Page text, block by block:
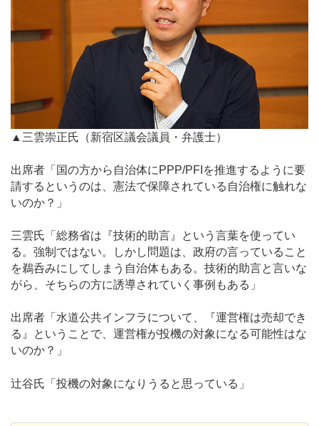
▲三雲崇正氏（新宿区議会議員・弁護士）
出席者「国の方から自治体にPPP/PFIを推進するように要
請するというのは、憲法で保障されている自治権に触れな
いのか？」
三雲氏「総務省は『技術的助言』という言葉を使ってい
る。強制ではない。しかし問題は、政府の言っていること
を鵜呑みにしてしまう自治体もある。技術的助言と言いな
がら、そちらの方に誘導されていく事例もある」
出席者「水道公共インフラについて、『運営権は売却でき
る』ということで、運営権が投機の対象になる可能性はな
いのか？」
辻谷氏「投機の対象になりうると思っている」